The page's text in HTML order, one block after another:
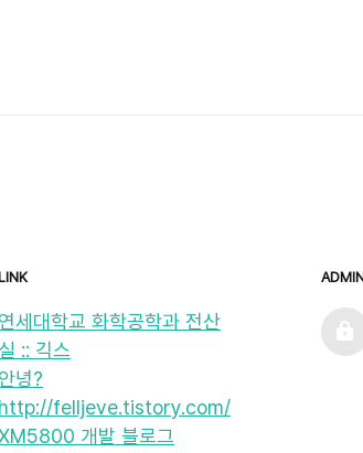
LINK
연세대학교 화학공학과 전산
실 :: 긱스
안녕?
http://felljeve.tistory.com/
개발 블로그
admin